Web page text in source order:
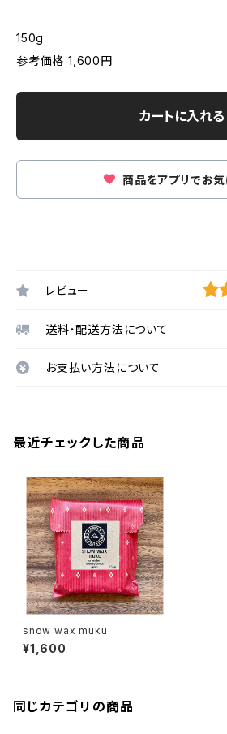
150g
参考価格 1,600円
カートに入れる
商品をアプリでお
レビュー
送料・配送方法について
お支払い方法について
最近チェックした商品
snow wax muku
¥1,600
同じカテゴリの商品